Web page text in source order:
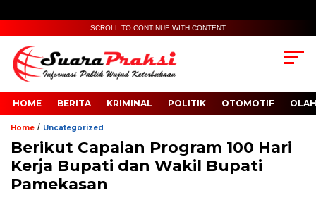
SCROLL TO CONTINUE WITH CONTENT
HOME BERITA KRIMINAL POLITIK OTOMOTIF
Home / Uncategorized
Berikut Capaian Program 100 Hari
Kerja Bupati dan Wakil Bupati
Pamekasan